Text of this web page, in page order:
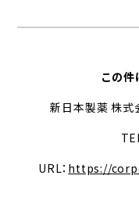
この
新日本製薬 株式
URL： https://